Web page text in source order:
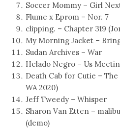
Soccer Mommy – Girl
Flume x Eprom – Nor. 7
clipping. – Chapter 319
My Morning Jacket –
Sudan Archives – War
Helado Negro – Us
Death Cab for Cutie –
WA 2020)
Jeff Tweedy – Whisper
Sharon Van Etten –
(demo)